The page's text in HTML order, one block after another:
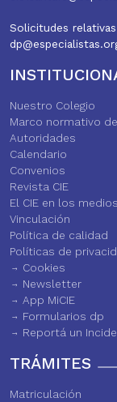
Solicitudes
Nuestro Colegio
Marco normativo
Autoridades
Calendario
Convenios
Revista CIE
El CIE en los medios
Vinculación
Política de calidad
Políticas de
Cookies
Newsletter
App MiCIE
Formularios dp
Reportá un
TRÁMITES
Matriculación